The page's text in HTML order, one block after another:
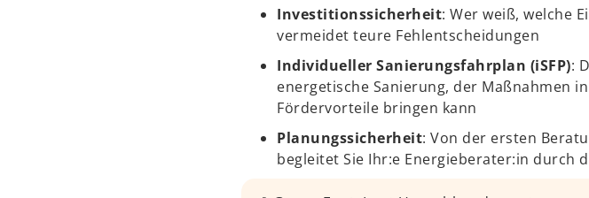
Investitionssicherheit: Wer weiß, welche
vermeidet teure Fehlentscheidungen
Individueller Sanierungsfahrplan (iSFP):
energetische Sanierung, der Maßnahmen
Fördervorteile bringen kann
Planungssicherheit: Von der ersten
begleitet Sie Ihr:e Energieberater:in durch